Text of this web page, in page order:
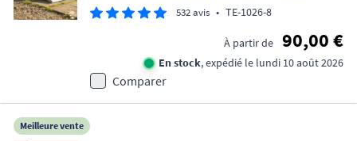
532 avis • TE-1026-8
À partir de 90,00 €
En stock, expédié le lundi 10 août 2026
Comparer
Meilleure vente